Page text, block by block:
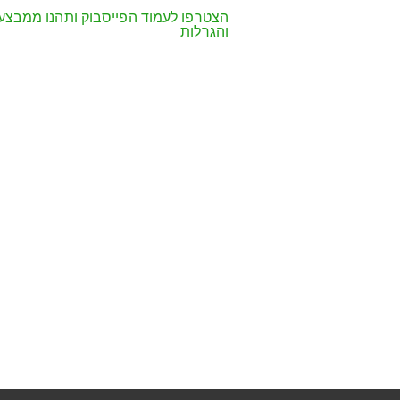
הצטרפו לעמוד הפייסבוק ותהנו
והגרלות